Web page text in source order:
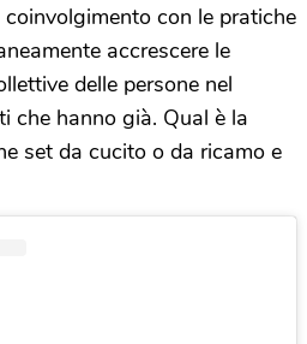
con le pratiche
accrescere le
delle persone nel
che hanno già. Qual è la
set da cucito o da ricamo e